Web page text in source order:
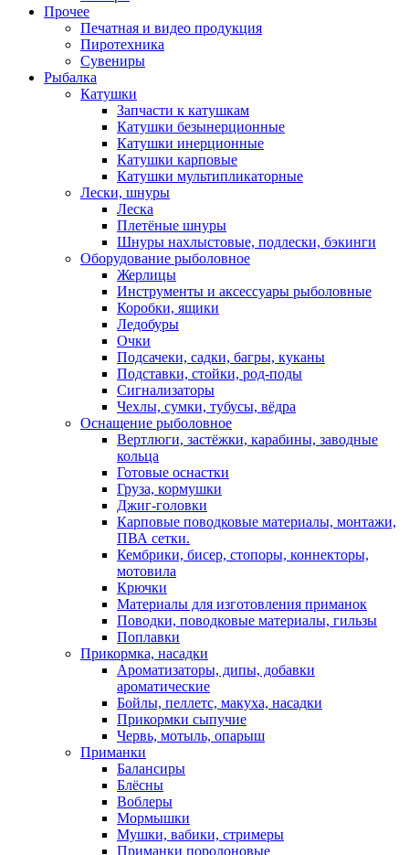
Прочее
Печатная и видео продукция
Пиротехника
Сувениры
Рыбалка
Катушки
Запчасти к катушкам
Катушки безынерционные
Катушки инерционные
Катушки карповые
Катушки мультипликаторные
Лески, шнуры
Леска
Плетёные шнуры
Шнуры нахлыстовые, подлески, бэкинги
Оборудование рыболовное
Жерлицы
Инструменты и аксессуары рыболовные
Коробки, ящики
Ледобуры
Очки
Подсачеки, садки, багры, куканы
Подставки, стойки, род-поды
Сигнализаторы
Чехлы, сумки, тубусы, вёдра
Оснащение рыболовное
Вертлюги, застёжки, карабины, заводные
кольца
Готовые оснастки
Груза, кормушки
Джиг-головки
Карповые поводковые материалы, монтажи,
ПВА сетки.
Кембрики, бисер, стопоры, коннекторы,
мотовила
Крючки
Материалы для изготовления приманок
Поводки, поводковые материалы, гильзы
Поплавки
Прикормка, насадки
Ароматизаторы, дипы, добавки
ароматические
Бойлы, пеллетс, макуха, насадки
Прикормки сыпучие
Червь, мотыль, опарыш
Приманки
Балансиры
Блёсны
Воблеры
Мормышки
Мушки, вабики, стримеры
Приманки поролоновые